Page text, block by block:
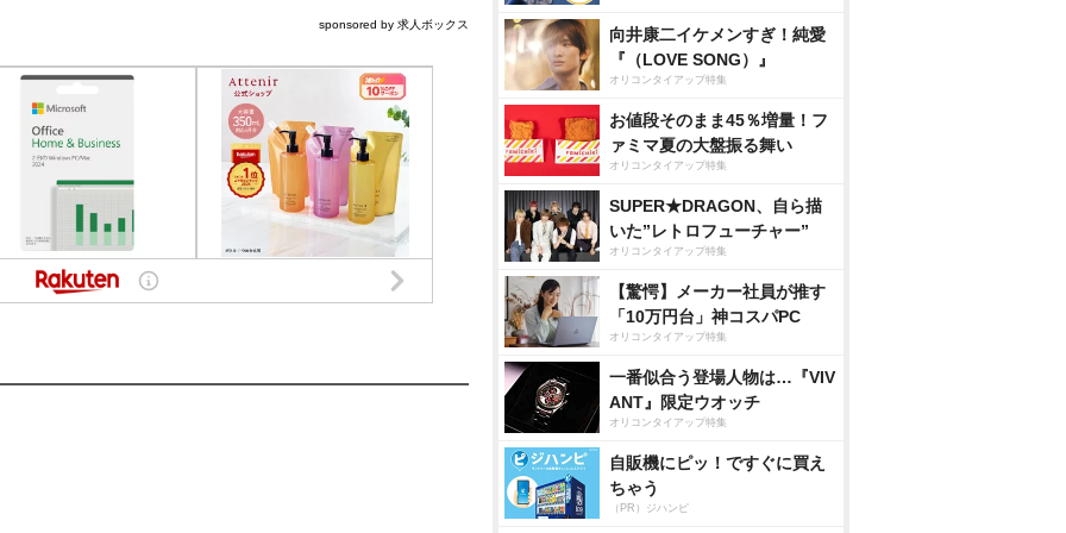
sponsored by 求人ボックス
向井康二イケメンすぎ！純愛
『（LOVE SONG）』
オリコンタイアップ特集
お値段そのまま45％増量！フ
ァミマ夏の大盤振る舞い
オリコンタイアップ特集
SUPER★DRAGON、自ら描
いた”レトロフューチャー”
オリコンタイアップ特集
【驚愕】メーカー社員が推す
「10万円台」神コスパPC
オリコンタイアップ特集
一番似合う登場人物は…『VIV
ANT』限定ウオッチ
オリコンタイアップ特集
自販機にピッ！ですぐに買え
ちゃう
（PR）ジハンピ